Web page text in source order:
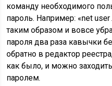
команду необходимого
пароль. Например: «net user
таким образом и вовсе
пароля два раза кавычки
обратно в редактор
как было, и можно
паролем.